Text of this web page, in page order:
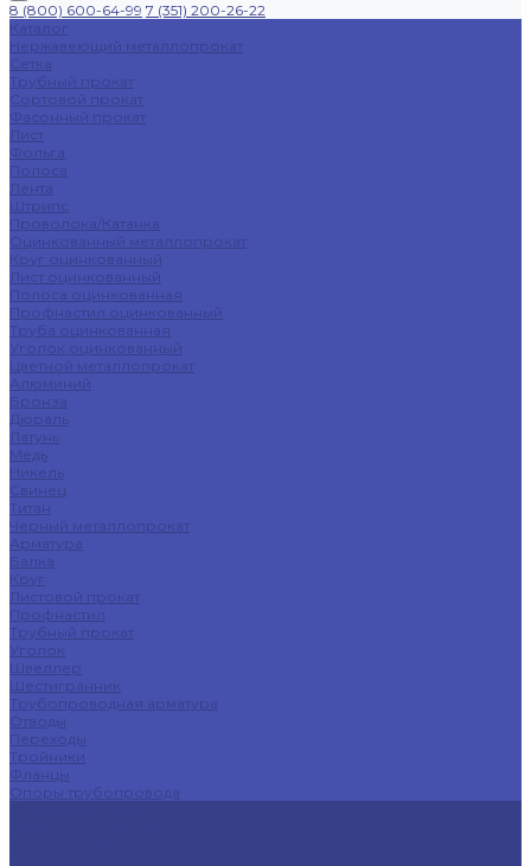
8 (800) 600-64-99 7 (351) 200-26-22
Каталог
Нержавеющий металлопрокат
Сетка
Трубный прокат
Сортовой прокат
Фасонный прокат
Лист
Фольга
Полоса
Лента
Штрипс
Проволока/Катанка
Оцинкованный металлопрокат
Круг оцинкованный
Лист оцинкованный
Полоса оцинкованная
Профнастил оцинкованный
Труба оцинкованная
Уголок оцинкованный
Цветной металлопрокат
Алюминий
Бронза
Дюраль
Латунь
Медь
Никель
Свинец
Титан
Черный металлопрокат
Арматура
Балка
Круг
Листовой прокат
Профнастил
Трубный прокат
Уголок
Швеллер
Шестигранник
Трубопроводная арматура
Отводы
Переходы
Тройники
Фланцы
Опоры трубопровода